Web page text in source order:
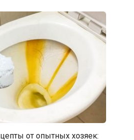
от опытных хозяек: